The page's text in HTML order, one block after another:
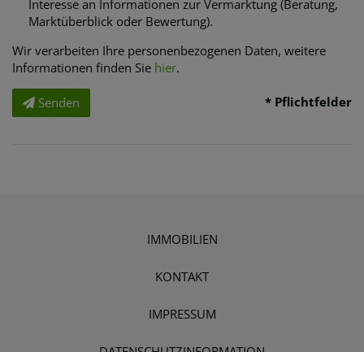
Interesse an Informationen zur Vermarktung (Beratung,
Marktüberblick oder Bewertung).
Wir verarbeiten Ihre personenbezogenen Daten, weitere
Informationen finden Sie hier.
Senden * Pflichtfelder
IMMOBILIEN
KONTAKT
IMPRESSUM